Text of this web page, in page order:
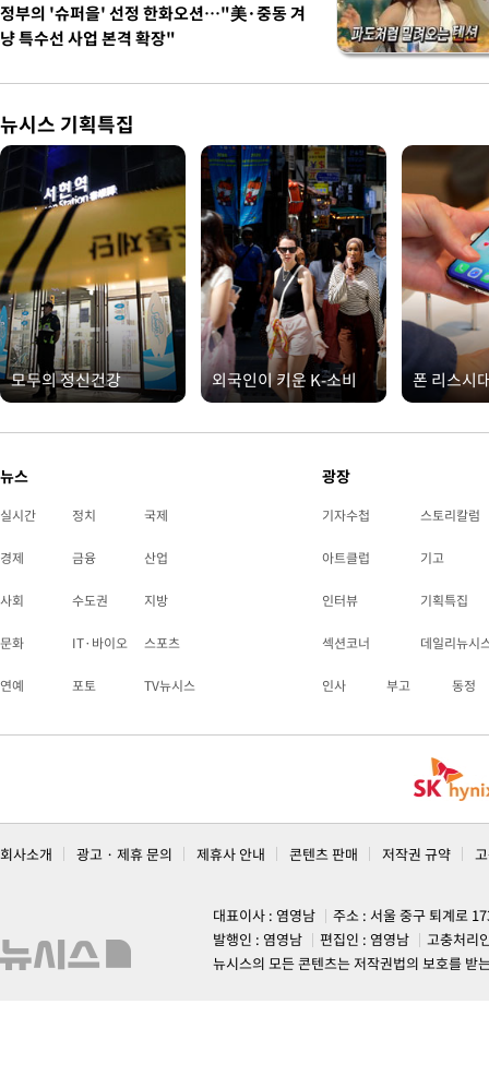
정부의 '슈퍼을' 선정 한화오션…"美·중동 겨
냥 특수선 사업 본격 확장"
뉴시스 기획특집
모두의 정신건강 외국인이 키운 K-소비 폰 리스시
뉴스
실시간 정치 국제
경제 금융 산업
사회 수도권 지방
문화 IT·바이오 스포츠
연예 포토 TV뉴시스
광장
기자수첩 스토리칼럼
아트클럽 기고
인터뷰 기획특집
섹션코너 데일리뉴시
인사 부고 동정
회사소개 광고 · 제휴 문의 제휴사 안내 콘텐츠 판매 저작권 규약
대표이사 : 염영남
주소 : 서울 중구 퇴계로
발행인 : 염영남
편집인 : 염영남
고충처리
뉴시스의 모든 콘텐츠는 저작권법의 보호를